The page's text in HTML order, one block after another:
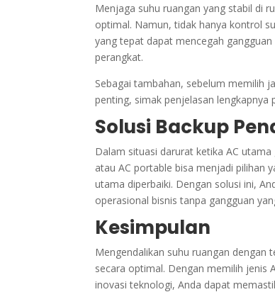
Menjaga suhu ruangan yang stabil di
optimal. Namun, tidak hanya kontrol
yang tepat dapat mencegah
perangkat.
Sebagai tambahan, sebelum memilih
penting, simak penjelasan lengkapnya
Solusi Backup
Dalam situasi darurat ketika AC
atau AC portable bisa menjadi pilihan
utama diperbaiki. Dengan solusi ini,
operasional bisnis tanpa gangguan
Kesimpulan
Mengendalikan suhu ruangan dengan
secara optimal. Dengan memilih jenis
inovasi teknologi, Anda dapat